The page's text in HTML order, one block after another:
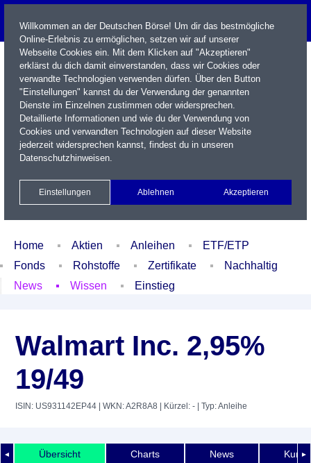
Name / WKN / ISIN / Kürzel
Xetra Realtime
Watchlist Portfolio Login
Home Aktien Anleihen
ETF/ETP
Fonds
Rohstoffe Zertifikate
Nachhaltig
News
Wissen Einstieg
Walmart Inc. 2,95%
19/49
ISIN: US931142EP44 | WKN: A2R8A8 | Kürzel: - | Typ: Anleihe
◄ ►
Übersicht Charts News
Willkommen an der Deutschen Börse! Um dir das bestmögliche
Online-Erlebnis zu ermöglichen, setzen wir auf unserer
Webseite Cookies ein. Mit dem Klicken auf "Akzeptieren"
erklärst du dich damit einverstanden, dass wir Cookies oder
verwandte Technologien verwenden dürfen. Über den Button
"Einstellungen" kannst du der Verwendung der genannten
Dienste im Einzelnen zustimmen oder widersprechen.
Detaillierte Informationen und wie du der Verwendung von
Cookies und verwandten Technologien auf dieser Website
jederzeit widersprechen kannst, findest du in unseren
Datenschutzhinweisen.
Einstellungen Ablehnen Akzeptieren